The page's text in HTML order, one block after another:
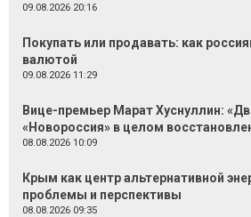
09.08.2026 20:16
Покупать или продавать: как
валютой
09.08.2026 11:29
Вице-премьер Марат Хуснуллин:
«Новороссия» в целом
08.08.2026 10:09
Крым как центр альтернативной
проблемы и перспективы
08.08.2026 09:35